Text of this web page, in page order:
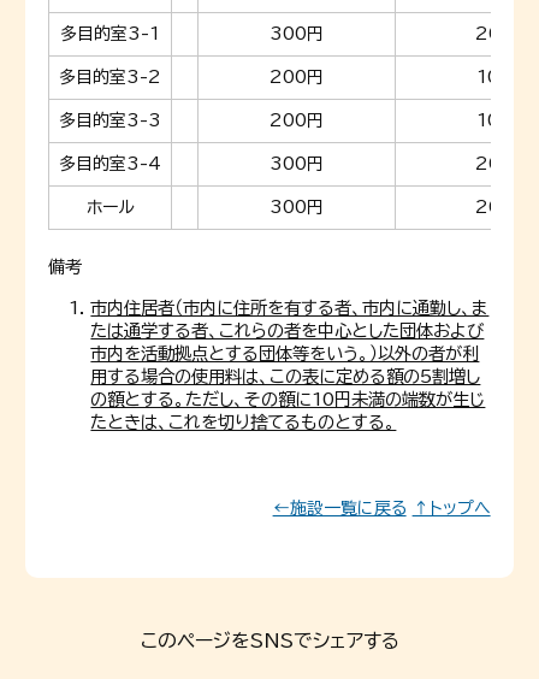
多目的室3-1 300円 200円
多目的室3-2 200円 100円
多目的室3-3 200円 100円
多目的室3-4 300円 200円
ホール 300円 200円
備考
市内住居者（市内に住所を有する者、市内に通勤し、ま
たは通学する者、これらの者を中心とした団体および
市内を活動拠点とする団体等をいう。）以外の者が利
用する場合の使用料は、この表に定める額の5割増し
の額とする。ただし、その額に10円未満の端数が生じ
たときは、これを切り捨てるものとする。
←施設一覧に戻る ↑トップへ
このページをSNSでシェアする